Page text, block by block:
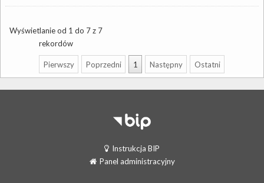
Wyświetlanie od 1 do 7 z 7
rekordów
Pierwszy Poprzedni 1 Następny Ostatni
Instrukcja BIP
Panel administracyjny